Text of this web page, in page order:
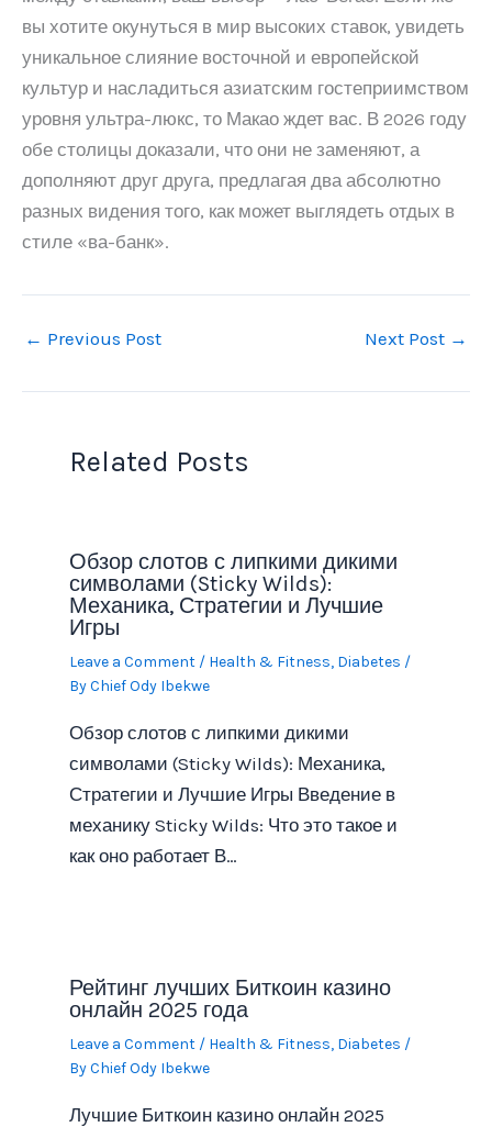
вы хотите окунуться в мир высоких ставок, увидеть
уникальное слияние восточной и европейской
культур и насладиться азиатским гостеприимством
уровня ультра-люкс, то Макао ждет вас. В 2026 году
обе столицы доказали, что они не заменяют, а
дополняют друг друга, предлагая два абсолютно
разных видения того, как может выглядеть отдых в
стиле «ва-банк».
← Previous Post Next Post →
Related Posts
Обзор слотов с липкими дикими
символами (Sticky Wilds):
Механика, Стратегии и Лучшие
Игры
Leave a Comment / Health & Fitness, Diabetes /
ByChief Ody Ibekwe
Обзор слотов с липкими дикими
символами (Sticky Wilds): Механика,
Стратегии и Лучшие Игры Введение в
механику Sticky Wilds: Что это такое и
как оно работает В…
Рейтинг лучших Биткоин казино
онлайн 2025 года
Leave a Comment / Health & Fitness, Diabetes /
ByChief Ody Ibekwe
Лучшие Биткоин казино онлайн 2025